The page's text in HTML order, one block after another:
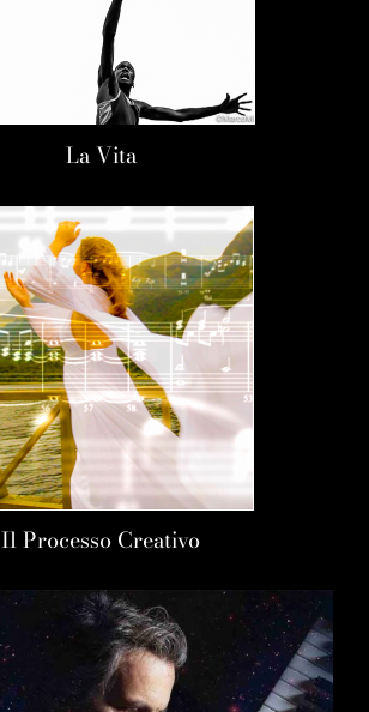
La Vita
Il Processo Creativo